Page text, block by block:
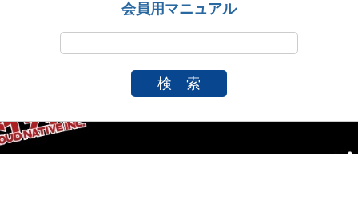
会員用マニュアル
検 索